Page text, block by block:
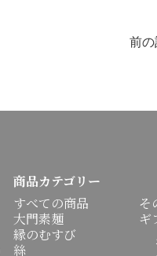
前
商品カテゴリー
すべての商品
大門素麺
縁のむすび
絲
そ
ギ